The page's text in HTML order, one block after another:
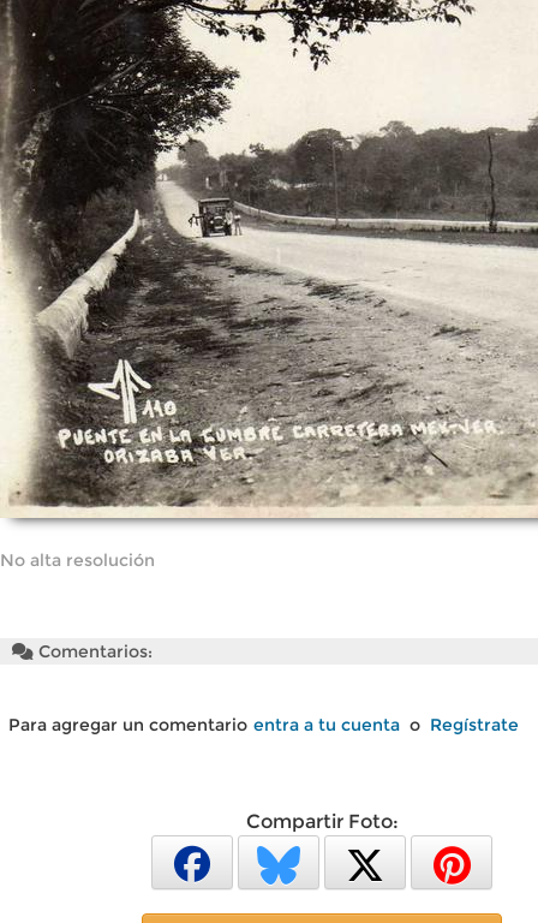
No alta resolución
Comentarios:
Para agregar un comentario entra a tu cuenta o Regístrate
Compartir Foto: